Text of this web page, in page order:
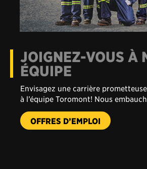
JOIGNEZ-VOUS À
Envisagez une carrière
à l’équipe Toromont! Nous
OFFRES D’EMPLOI-
JOIGNEZ-
VOUS
NOTRE